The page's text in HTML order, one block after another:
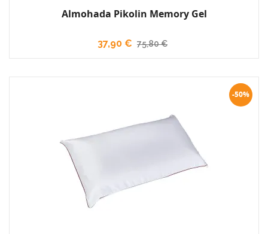
Almohada Pikolin Memory Gel
37,90 € 75,80 €
-50%